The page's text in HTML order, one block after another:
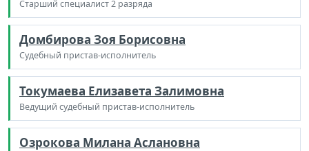
Старший специалист 2 разряда
Домбирова Зоя Борисовна
Судебный пристав-исполнитель
Токумаева Елизавета Залимовна
Ведущий судебный пристав-исполнитель
Озрокова Милана Аслановна